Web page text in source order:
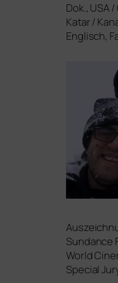
Dok., USA/
Katar /
Englisch,
Sundance
World
Special